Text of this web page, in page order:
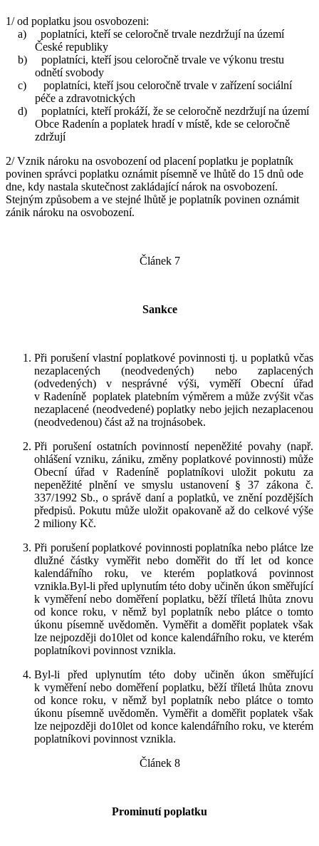
1/ od poplatku jsou osvobozeni:
a) poplatníci, kteří se celoročně trvale nezdržují na území
České republiky
b) poplatníci, kteří jsou celoročně trvale ve výkonu trestu
odnětí svobody
c) poplatníci, kteří jsou celoročně trvale v zařízení sociální
péče a zdravotnických
d) poplatníci, kteří prokáží, že se celoročně nezdržují na území
Obce Radenín a poplatek hradí v místě, kde se celoročně
zdržují
2/ Vznik nároku na osvobození od placení poplatku je poplatník
povinen správci poplatku oznámit písemně ve lhůtě do 15 dnů ode
dne, kdy nastala skutečnost zakládající nárok na osvobození.
Stejným způsobem a ve stejné lhůtě je poplatník povinen oznámit
zánik nároku na osvobození.
Článek 7
Sankce
Při porušení vlastní poplatkové povinnosti tj. u poplatků včas
nezaplacených (neodvedených) nebo zaplacených
(odvedených) v nesprávné výši, vyměří Obecní úřad
v Radeníně poplatek platebním výměrem a může zvýšit včas
nezaplacené (neodvedené) poplatky nebo jejich nezaplacenou
(neodvedenou) část až na trojnásobek.
Při porušení ostatních povinností nepeněžité povahy (např.
ohlášení vzniku, zániku, změny poplatkové povinnosti) může
Obecní úřad v Radeníně poplatníkovi uložit pokutu za
nepeněžité plnění ve smyslu ustanovení § 37 zákona č.
337/1992 Sb., o správě daní a poplatků, ve znění pozdějších
předpisů. Pokutu může uložit opakovaně až do celkové výše
2 miliony Kč.
Při porušení poplatkové povinnosti poplatníka nebo plátce lze
dlužné částky vyměřit nebo doměřit do tří let od konce
kalendářního roku, ve kterém poplatková povinnost
vznikla.Byl-li před uplynutím této doby učiněn úkon směřující
k vyměření nebo doměření poplatku, běží tříletá lhůta znovu
od konce roku, v němž byl poplatník nebo plátce o tomto
úkonu písemně uvědoměn. Vyměřit a doměřit poplatek však
lze nejpozději do10let od konce kalendářního roku, ve kterém
poplatníkovi povinnost vznikla.
Byl-li před uplynutím této doby učiněn úkon směřující
k vyměření nebo doměření poplatku, běží tříletá lhůta znovu
od konce roku, v němž byl poplatník nebo plátce o tomto
úkonu písemně uvědoměn. Vyměřit a doměřit poplatek však
lze nejpozději do10let od konce kalendářního roku, ve kterém
poplatníkovi povinnost vznikla.
Článek 8
Prominutí poplatku